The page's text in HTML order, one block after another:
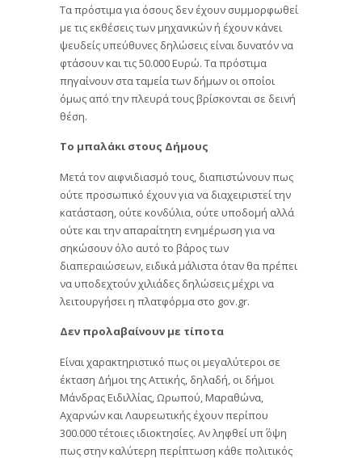
Τα πρόστιμα για όσους δεν έχουν συμμορφωθεί
με τις εκθέσεις των μηχανικών ή έχουν κάνει
ψευδείς υπεύθυνες δηλώσεις είναι δυνατόν να
φτάσουν και τις 50.000 Ευρώ. Τα πρόστιμα
πηγαίνουν στα ταμεία των δήμων οι οποίοι
όμως από την πλευρά τους βρίσκονται σε δεινή
θέση.
Το μπαλάκι στους Δήμους
Μετά τον αιφνιδιασμό τους, διαπιστώνουν πως
ούτε προσωπικό έχουν για να διαχειριστεί την
κατάσταση, ούτε κονδύλια, ούτε υποδομή αλλά
ούτε και την απαραίτητη ενημέρωση για να
σηκώσουν όλο αυτό το βάρος των
διαπεραιώσεων, ειδικά μάλιστα όταν θα πρέπει
να υποδεχτούν χιλιάδες δηλώσεις μέχρι να
λειτουργήσει η πλατφόρμα στο gov.gr.
Δεν προλαβαίνουν με τίποτα
Είναι χαρακτηριστικό πως οι μεγαλύτεροι σε
έκταση Δήμοι της Αττικής, δηλαδή, οι δήμοι
Μάνδρας Ειδιλλίας, Ωρωπού, Μαραθώνα,
Αχαρνών και Λαυρεωτικής έχουν περίπου
300.000 τέτοιες ιδιοκτησίες. Αν ληφθεί υπ΄ όψη
πως στην καλύτερη περίπτωση κάθε πολιτικός